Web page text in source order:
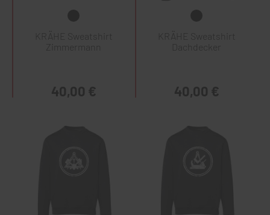
KRÄHE Sweatshirt
40,00 €
KRÄHE Sweatshirt
Dachdecker
40,00 €